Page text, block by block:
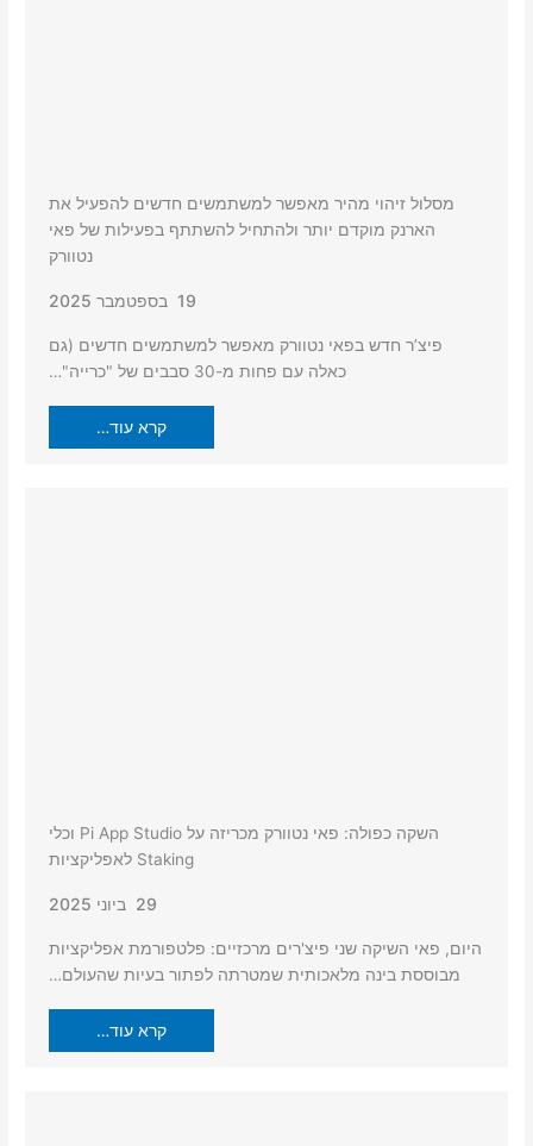
מסלול זיהוי מהיר מאפשר למשתמשים חדשים להפעיל את
הארנק מוקדם יותר ולהתחיל להשתתף בפעילות של פאי
נטוורק
19 בספטמבר 2025
פיצ’ר חדש בפאי נטוורק מאפשר למשתמשים חדשים (גם
כאלה עם פחות מ-30 סבבים של "כרייה"…
קרא עוד…
השקה כפולה: פאי נטוורק מכריזה על Pi App Studio וכלי
Staking לאפליקציות
29 ביוני 2025
היום, פאי השיקה שני פיצ'רים מרכזיים: פלטפורמת אפליקציות
מבוססת בינה מלאכותית שמטרתה לפתור בעיות שהעולם…
קרא עוד…